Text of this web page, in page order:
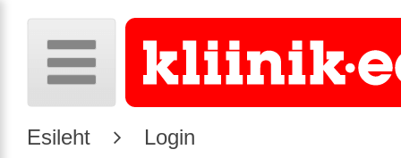
Esileht Login